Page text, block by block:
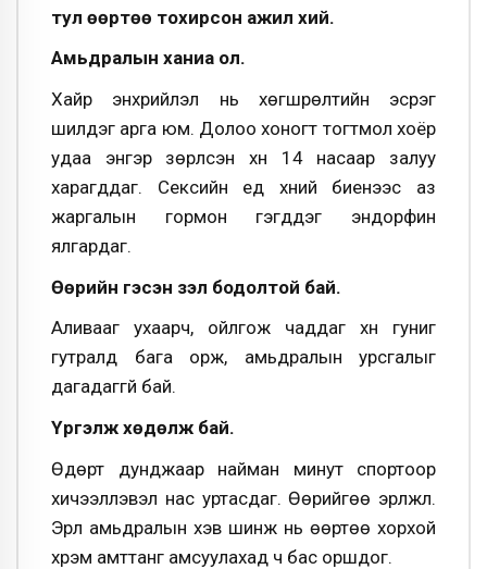
тул өөртөө тохирсон ажил хий.
Амьдралын ханиа ол.
Хайр энхрийлэл нь хөгшрөлтийн эсрэг
шилдэг арга юм. Долоо хоногт тогтмол хоёр
удаа энгэр зөрүүлсэн хүн 14 насаар залуу
харагддаг. Сексийн үед хүний биенээс аз
жаргалын гормон гэгддэг эндорфин
ялгардаг.
Өөрийн гэсэн үзэл бодолтой бай.
Аливааг ухаарч, ойлгож чаддаг хүн гуниг
гутралд бага орж, амьдралын урсгалыг
дагадаггүй бай.
Үргэлж хөдөлж бай.
Өдөрт дунджаар найман минут спортоор
хичээллэвэл нас уртасдаг. Өөрийгөө эрүүлжүүл.
Эрүүл амьдралын хэв шинж нь өөртөө хорхой
хүрэм амттанг амсуулахад ч бас оршдог.